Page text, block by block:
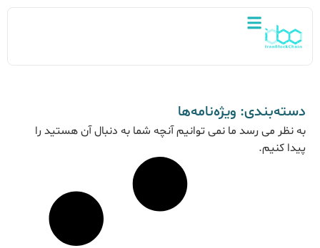
دسته‌بندی: ویژه‌نامه‌ها
به نظر می رسد ما نمی توانیم آنچه شما به دنبال آن هستید را
پیدا کنیم.